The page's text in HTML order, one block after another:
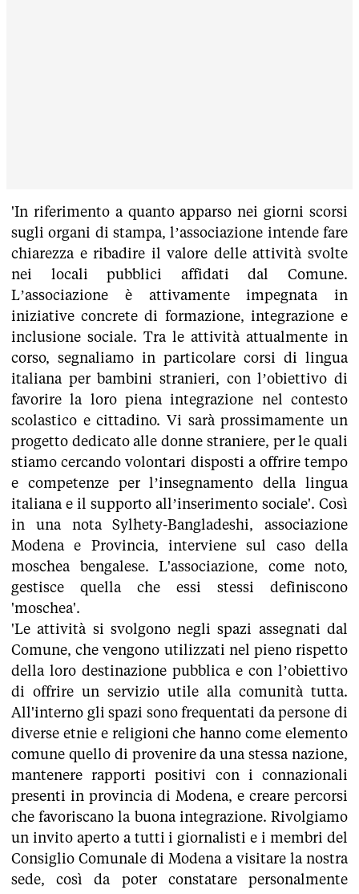
'In riferimento a quanto apparso nei giorni scorsi
sugli organi di stampa, l’associazione intende fare
chiarezza e ribadire il valore delle attività svolte
nei locali pubblici affidati dal Comune.
L’associazione è attivamente impegnata in
iniziative concrete di formazione, integrazione e
inclusione sociale. Tra le attività attualmente in
corso, segnaliamo in particolare corsi di lingua
italiana per bambini stranieri, con l’obiettivo di
favorire la loro piena integrazione nel contesto
scolastico e cittadino. Vi sarà prossimamente un
progetto dedicato alle donne straniere, per le quali
stiamo cercando volontari disposti a offrire tempo
e competenze per l’insegnamento della lingua
italiana e il supporto all’inserimento sociale'. Così
in una nota Sylhety-Bangladeshi, associazione
Modena e Provincia, interviene sul caso della
moschea bengalese. L'associazione, come noto,
gestisce quella che essi stessi definiscono
'moschea'.
'Le attività si svolgono negli spazi assegnati dal
Comune, che vengono utilizzati nel pieno rispetto
della loro destinazione pubblica e con l’obiettivo
di offrire un servizio utile alla comunità tutta.
All'interno gli spazi sono frequentati da persone di
diverse etnie e religioni che hanno come elemento
comune quello di provenire da una stessa nazione,
mantenere rapporti positivi con i connazionali
presenti in provincia di Modena, e creare percorsi
che favoriscano la buona integrazione. Rivolgiamo
un invito aperto a tutti i giornalisti e i membri del
Consiglio Comunale di Modena a visitare la nostra
sede, così da poter constatare personalmente